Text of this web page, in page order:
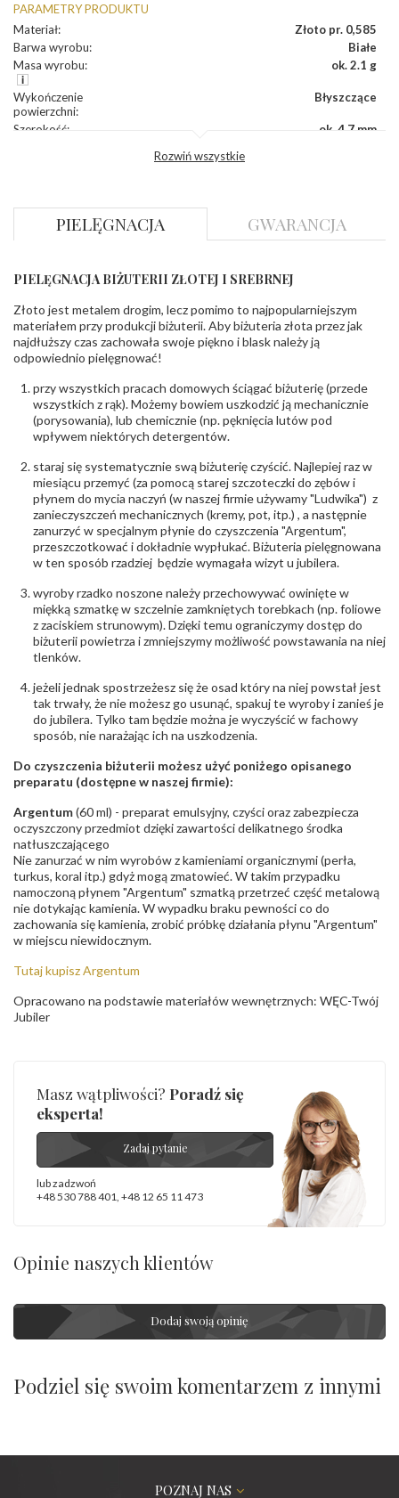
PARAMETRY PRODUKTU
Materiał:
Złoto pr. 0,585
Barwa wyrobu:
Białe
Masa wyrobu: ok. 2.1 g
Wykończenie
powierzchni:
Błyszczące
Szerokość:
ok. 4,7 mm
Diament
Szlif
Brylantowy okrągły
diamentów:
diamentów
(łącznie) :
Masa
diamentów
(łącznie):
Barwa:
Czystość: VS
INNE PARAMETRY
Producent
odpowiedzialny
WĘC-Twój Jubiler S.C. Artur Węc, Małgorzata
Suchan, ul. Kurczaba 3, 30-868 Kraków; NIP:
679-25-92-107; sklep@wec.com.pl
Bezpieczeństwo
- rodzaj
ostrzeżenia:
Nie nadaje się dla dzieci w wieku poniżej 3 lat
,Elementy w wyrobie wykonane z białego złota
zawierają nikiel
Rozwiń wszystkie
PIELĘGNACJA GWARANCJA
PIELĘGNACJA BIŻUTERII ZŁOTEJ I SREBRNEJ
Złoto jest metalem drogim, lecz pomimo to najpopularniejszym
materiałem przy produkcji biżuterii. Aby biżuteria złota przez jak
najdłuższy czas zachowała swoje piękno i blask należy ją
odpowiednio pielęgnować!
przy wszystkich pracach domowych ściągać biżuterię (przede
wszystkich z rąk). Możemy bowiem uszkodzić ją mechanicznie
(porysowania), lub chemicznie (np. pęknięcia lutów pod
wpływem niektórych detergentów.
staraj się systematycznie swą biżuterię czyścić. Najlepiej raz w
miesiącu przemyć (za pomocą starej szczoteczki do zębów i
płynem do mycia naczyń (w naszej firmie używamy "Ludwika") z
zanieczyszczeń mechanicznych (kremy, pot, itp.) , a następnie
zanurzyć w specjalnym płynie do czyszczenia "Argentum",
przeszczotkować i dokładnie wypłukać. Biżuteria pielęgnowana
w ten sposób rzadziej będzie wymagała wizyt u jubilera.
wyroby rzadko noszone należy przechowywać owinięte w
miękką szmatkę w szczelnie zamkniętych torebkach (np. foliowe
z zaciskiem strunowym). Dzięki temu ograniczymy dostęp do
biżuterii powietrza i zmniejszymy możliwość powstawania na niej
tlenków.
jeżeli jednak spostrzeżesz się że osad który na niej powstał jest
tak trwały, że nie możesz go usunąć, spakuj te wyroby i zanieś je
do jubilera. Tylko tam będzie można je wyczyścić w fachowy
sposób, nie narażając ich na uszkodzenia.
Do czyszczenia biżuterii możesz użyć poniżego opisanego
preparatu (dostępne w naszej firmie):
Argentum(60 ml) - preparat emulsyjny, czyści oraz zabezpiecza
oczyszczony przedmiot dzięki zawartości delikatnego środka
natłuszczającego
Nie zanurzać w nim wyrobów z kamieniami organicznymi (perła,
turkus, koral itp.) gdyż mogą zmatowieć. W takim przypadku
namoczoną płynem "Argentum" szmatką przetrzeć część metalową
nie dotykając kamienia. W wypadku braku pewności co do
zachowania się kamienia, zrobić próbkę działania płynu "Argentum"
w miejscu niewidocznym.
Tutaj kupisz Argentum
Opracowano na podstawie materiałów wewnętrznych: WĘC-Twój
Jubiler
Masz wątpliwości? Poradź się
eksperta!
Zadaj pytanie
lub zadzwoń
+48 530 788 401 +48 12 65 11 473
Opinie naszych klientów
Dodaj swoją opinię
Podziel się swoim komentarzem z innymi
POZNAJ NAS